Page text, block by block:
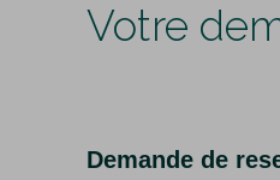
Votre
Demande de